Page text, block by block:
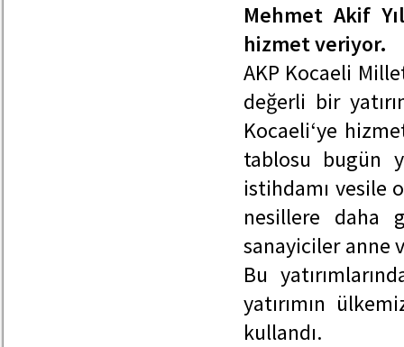
Mehmet Akif
hizmet veriyor.
AKP Kocaeli
değerli bir
Kocaeli‘ye
tablosu bugün
istihdamı vesile
nesillere daha
sanayiciler anne
Bu
yatırımın
kullandı.